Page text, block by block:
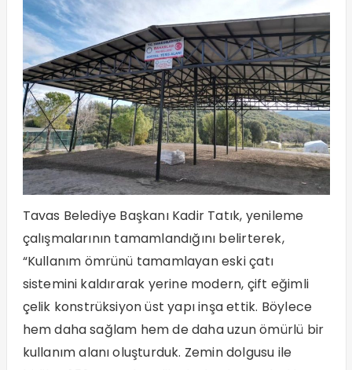
Tavas Belediye Başkanı Kadir Tatık, yenileme
çalışmalarının tamamlandığını belirterek,
“Kullanım ömrünü tamamlayan eski çatı
sistemini kaldırarak yerine modern, çift eğimli
çelik konstrüksiyon üst yapı inşa ettik. Böylece
hem daha sağlam hem de daha uzun ömürlü bir
kullanım alanı oluşturduk. Zemin dolgusu ile